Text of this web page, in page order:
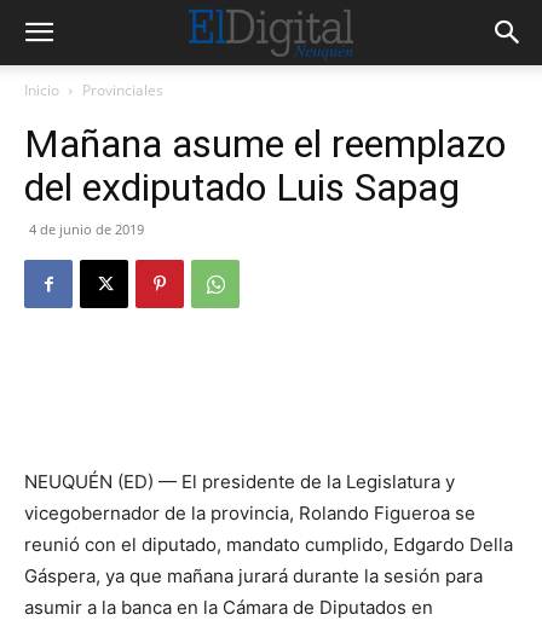
Inicio Provinciales
Mañana asume el reemplazo
del exdiputado Luis Sapag
4 de junio de 2019
NEUQUÉN (ED) — El presidente de la Legislatura y
vicegobernador de la provincia, Rolando Figueroa se
reunió con el diputado, mandato cumplido, Edgardo Della
Gáspera, ya que mañana jurará durante la sesión para
asumir a la banca en la Cámara de Diputados en